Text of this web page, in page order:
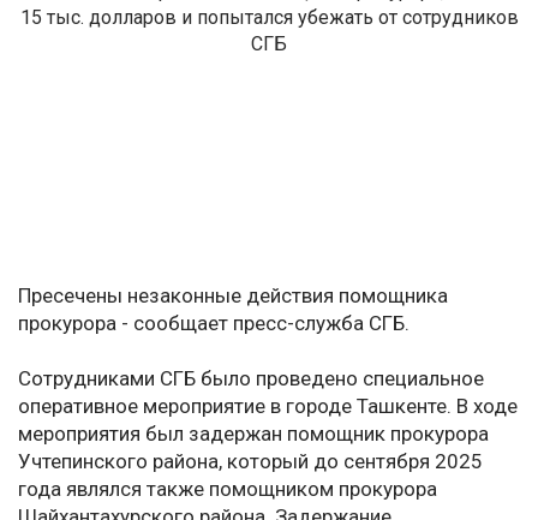
Пресечены незаконные действия помощника
прокурора - сообщает пресс-служба СГБ.
Сотрудниками СГБ было проведено специальное
оперативное мероприятие в городе Ташкенте. В ходе
мероприятия был задержан помощник прокурора
Учтепинского района, который до сентября 2025
года являлся также помощником прокурора